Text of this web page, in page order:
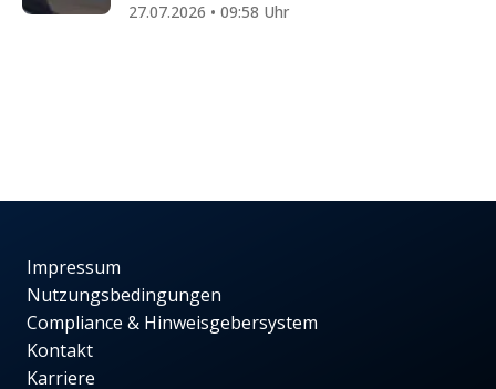
27.07.2026 • 09:58 Uhr
Impressum
Nutzungsbedingungen
Compliance & Hinweisgebersystem
Kontakt
Karriere